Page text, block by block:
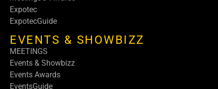
Expotec
ExpotecGuide
EVENTS & SHOWBIZZ
MEETINGS
Events & Showbizz
Events Awards
EventsGuide